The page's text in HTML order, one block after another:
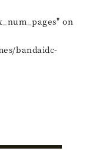
on
bandaidc-